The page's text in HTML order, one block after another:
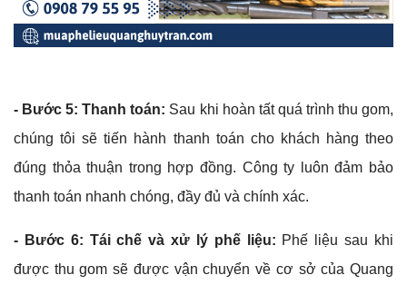
- Bước 5: Thanh toán: Sau khi hoàn tất quá trình thu gom,
chúng tôi sẽ tiến hành thanh toán cho khách hàng theo
đúng thỏa thuận trong hợp đồng. Công ty luôn đảm bảo
thanh toán nhanh chóng, đầy đủ và chính xác.
- Bước 6: Tái chế và xử lý phế liệu: Phế liệu sau khi
được thu gom sẽ được vận chuyển về cơ sở của Quang